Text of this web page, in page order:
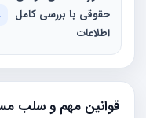
حقوقی با بررسی کامل
اطلاعات
قوانین مهم و سلب